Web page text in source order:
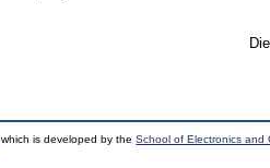
which is developed by theSchool of Electronics and